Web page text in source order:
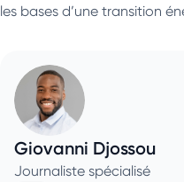
les bases d’une transition
Giovanni Djossou
Journaliste spécialisé